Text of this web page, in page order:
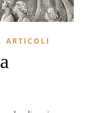
, ARTICOLI